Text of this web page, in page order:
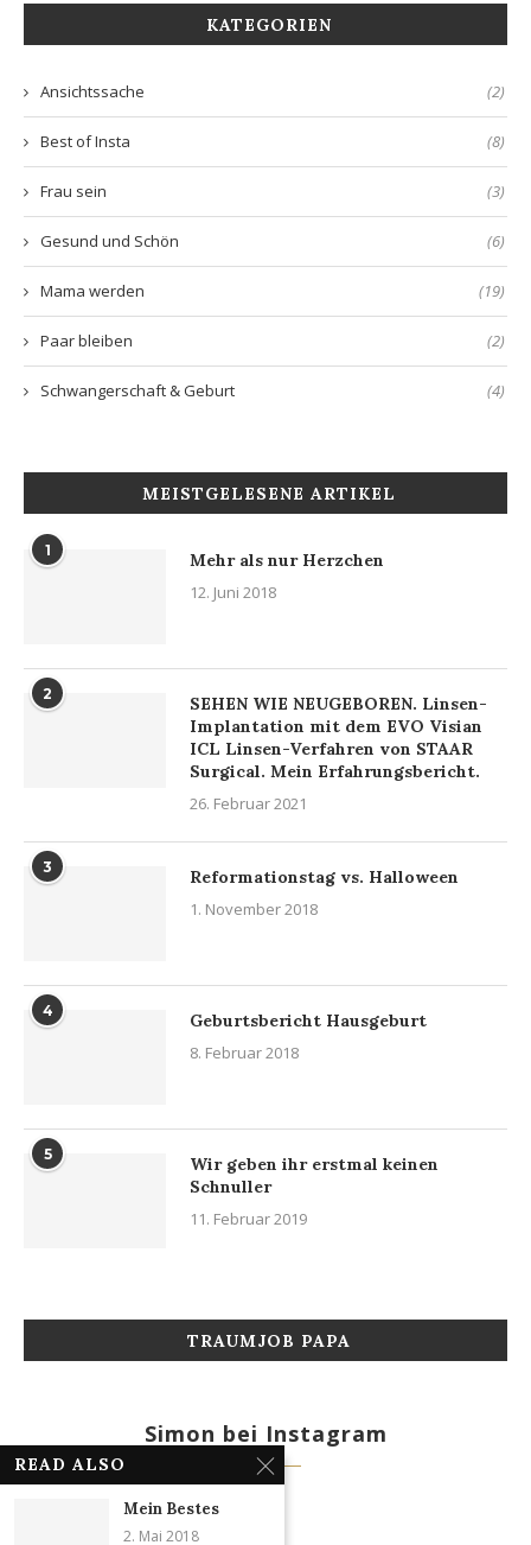
KATEGORIEN
Ansichtssache (2)
Best of Insta (8)
Frau sein (3)
Gesund und Schön (6)
Mama werden (19)
Paar bleiben (2)
Schwangerschaft & Geburt (4)
MEISTGELESENE ARTIKEL
1
Mehr als nur Herzchen
12. Juni 2018
2
SEHEN WIE NEUGEBOREN. Linsen-
Implantation mit dem EVO Visian
ICL Linsen-Verfahren von STAAR
Surgical. Mein Erfahrungsbericht.
26. Februar 2021
3
Reformationstag vs. Halloween
1. November 2018
4
Geburtsbericht Hausgeburt
8. Februar 2018
5
Wir geben ihr erstmal keinen
Schnuller
11. Februar 2019
TRAUMJOB PAPA
Simon bei Instagram
READ ALSO
Mein Bestes
2. Mai 2018